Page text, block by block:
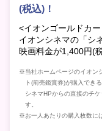
(税込)！
<イオンゴールドカ
イオンシネマの「シ
映画料金が1,400円(
※当社ホームページのイオン
ト(前売鑑賞券)が購入でき
シネマHPからの直接のチ
す。
※お一人あたりの購入枚数に